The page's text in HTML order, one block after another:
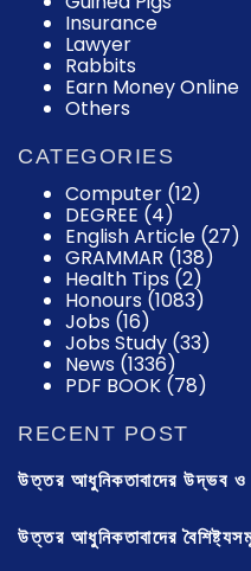
Insurance
Lawyer
Rabbits
Earn Money Online
Others
CATEGORIES
Computer (12)
DEGREE (4)
English Article (27)
GRAMMAR (138)
Health Tips (2)
Honours (1083)
Jobs (16)
Jobs Study (33)
News (1336)
PDF BOOK (78)
RECENT POST
উত্তর আধুনিকতাবাদের উদ্ভব
উত্তর আধুনিকতাবাদের